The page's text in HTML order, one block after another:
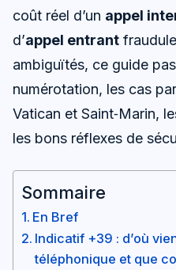
coût réel d’un appel
d’appel entrant
ambiguïtés, ce guide
numérotation, les cas
Vatican et Saint‑Marin,
les bons réflexes de
Sommaire
En Bref
Indicatif +39 : d’où
téléphonique et que